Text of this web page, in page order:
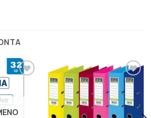
ΣΤΗΝ
ΛΊΣΤΑ
ΠΡΟΣΘΉΚΗ
ΣΤΗΝ
ΛΊΣΤΑ
ΕΠΙΘΥΜΙΏΝ